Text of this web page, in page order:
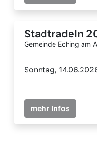
Stadtradeln
Gemeinde Eching am
Sonntag,
mehr Infos